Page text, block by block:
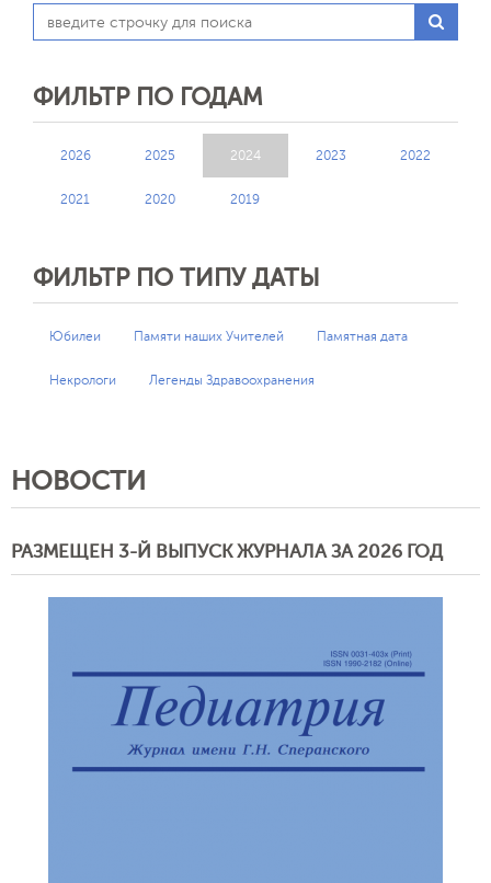
исследовательских институтов, являются
ФИЛЬТР ПО ГОДАМ
2026 2025 2024 2023 2022
2021 2020 2019
ФИЛЬТР ПО ТИПУ ДАТЫ
Юбилеи Памяти наших Учителей Памятная дата
Некрологи Легенды Здравоохранения
НОВОСТИ
РАЗМЕЩЕН 3-Й ВЫПУСК ЖУРНАЛА ЗА 2026 ГОД